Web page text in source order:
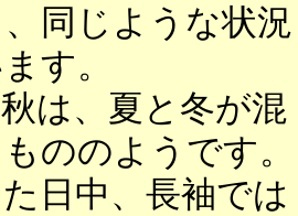
同じような状況
す。
は、夏と冬が混
ののようです。
日中、長袖では